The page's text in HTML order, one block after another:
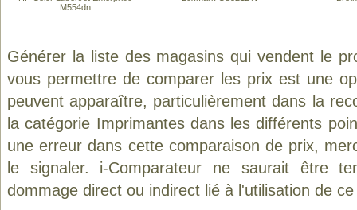
M554dn
Générer la liste des magasins qui vendent le
vous permettre de comparer les prix est une
peuvent apparaître, particulièrement dans la
la catégorie Imprimantesdans les différents
une erreur dans cette comparaison de prix,
le signaler. i-Comparateur ne saurait être
dommage direct ou indirect lié à l'utilisation de